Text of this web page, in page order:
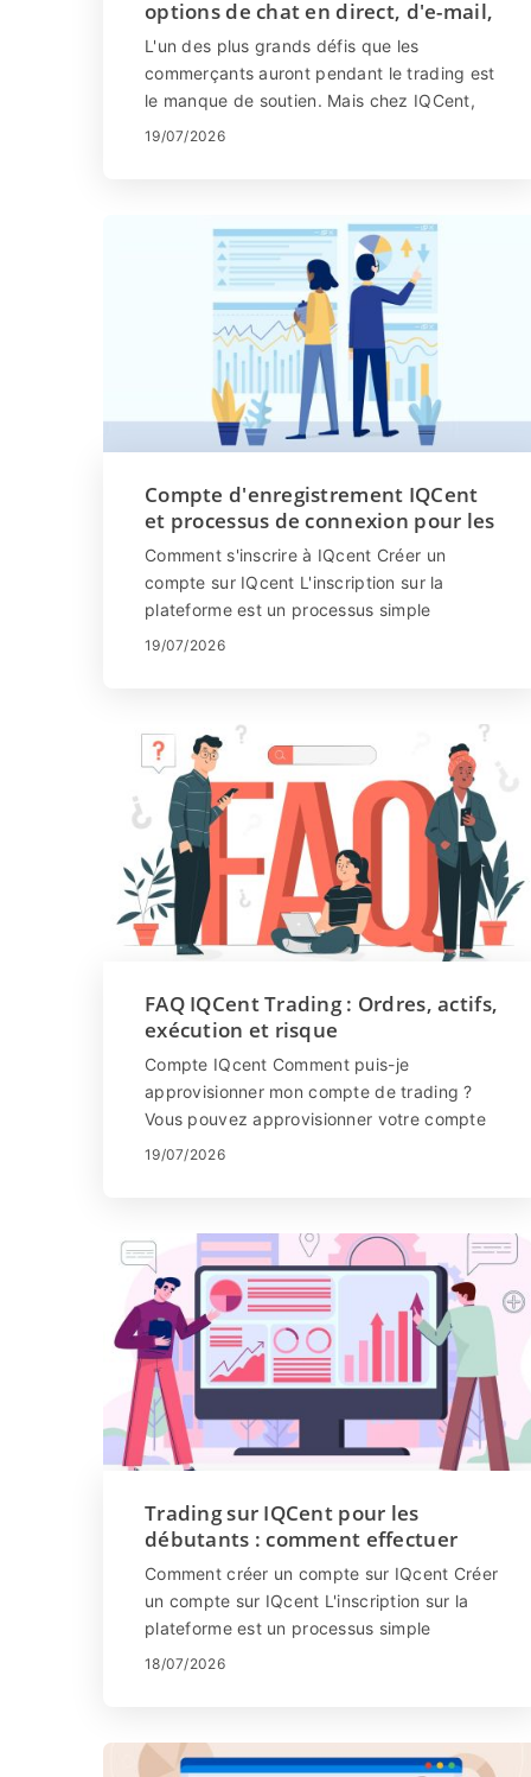
options de chat en direct, d'e-mail,
de téléphone et d'aide
L'un des plus grands défis que les
commerçants auront pendant le trading est
le manque de soutien. Mais chez IQCent,
vous disposez d'un support client via le
groupe ou le chat privé.
19/07/2026
Compte d'enregistrement IQCent
et processus de connexion pour les
nouveaux utilisateurs
Comment s'inscrire à IQcent Créer un
compte sur IQcent L'inscription sur la
plateforme est un processus simple
consistant en quelques clics. Cliquez sur
19/07/2026
FAQ IQCent Trading : Ordres, actifs,
exécution et risque
Compte IQcent Comment puis-je
approvisionner mon compte de trading ?
Vous pouvez approvisionner votre compte
par cartes de crédit (VISA/MasterCard),
19/07/2026
Trading sur IQCent pour les
débutants : comment effectuer
votre première transaction
Comment créer un compte sur IQcent Créer
un compte sur IQcent L'inscription sur la
plateforme est un processus simple
consistant en quelques clics. Cliquez sur
18/07/2026